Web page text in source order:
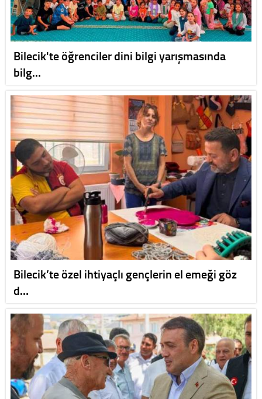
Bilecik'te öğrenciler dini bilgi yarışmasında
bilg…
Bilecik’te özel ihtiyaçlı gençlerin el emeği göz
d…